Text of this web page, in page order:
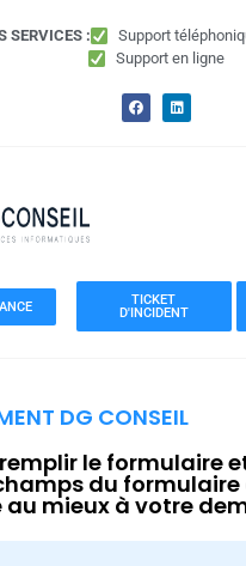
SERVICES : Support
Support en ligne
TICKET
D'INCIDENT
DG CONSEIL
le formulaire
du
au mieux à votre